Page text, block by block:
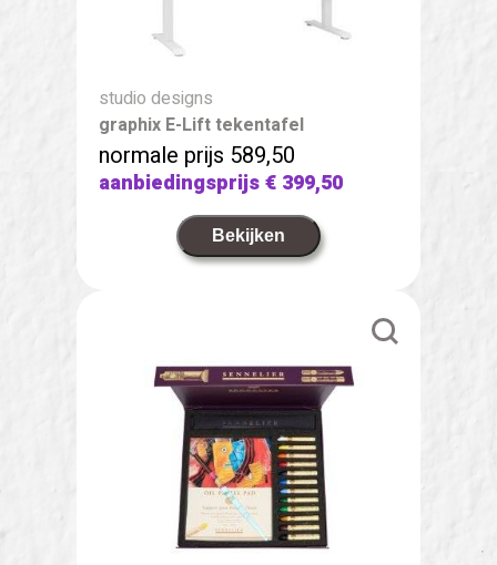
studio designs
graphix E-Lift tekentafel
normale prijs 589,50
aanbiedingsprijs€ 399,50
Bekijken